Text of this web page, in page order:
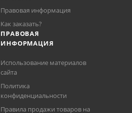
Правовая информация
Как заказать?
ПРАВОВАЯ
ИНФОРМАЦИЯ
Использование материалов
сайта
Политика
конфиденциальности
Правила продажи товаров на